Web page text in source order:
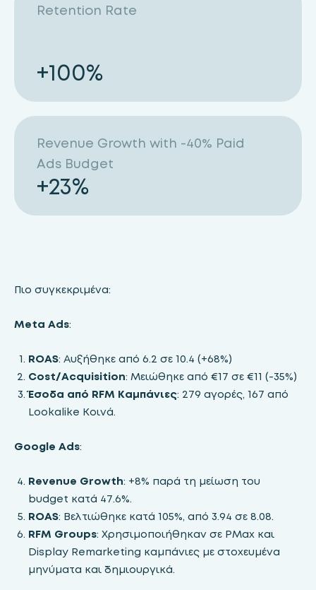
Retention Rate
+100%
Revenue Growth with -40% Paid
Ads Budget
+23%
Πιο συγκεκριμένα:
Meta Ads:
ROAS: Αυξήθηκε από 6.2 σε 10.4 (+68%)
Cost/Acquisition: Μειώθηκε από €17 σε €11 (-35%)
Έσοδα από RFM Καμπάνιες: 279 αγορές, 167 από
Lookalike Κοινά.
Google Ads:
Revenue Growth: +8% παρά τη μείωση του
budget κατά 47.6%.
ROAS: Βελτιώθηκε κατά 105%, από 3.94 σε 8.08.
RFM Groups: Χρησιμοποιήθηκαν σε PMax και
Display Remarketing καμπάνιες με στοχευμένα
μηνύματα και δημιουργικά.